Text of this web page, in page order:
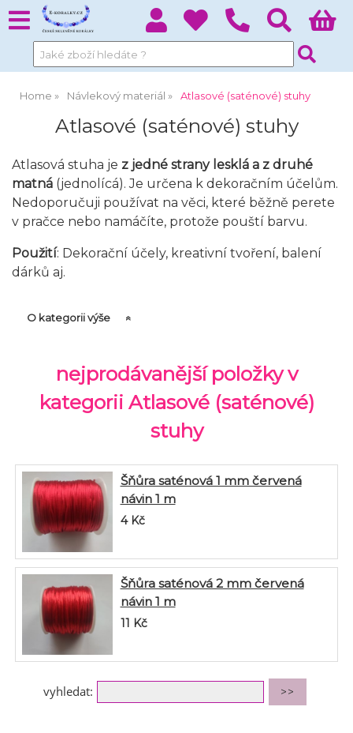
Home Návlekový materiál Atlasové (saténové) stuhy
Atlasové (saténové) stuhy
Atlasová stuha je z jedné strany lesklá a z druhé
matná (jednolícá). Je určena k dekoračním účelům.
Nedoporučuji používat na věci, které běžně perete
v pračce nebo namáčíte, protože pouští barvu.
Použití: Dekorační účely, kreativní tvoření, balení
dárků aj.
O kategorii výše
nejprodávanější položky v
kategorii Atlasové (saténové)
stuhy
Šňůra saténová 1 mm červená
návin 1 m
4 Kč
Šňůra saténová 2 mm červená
návin 1 m
11 Kč
vyhledat: